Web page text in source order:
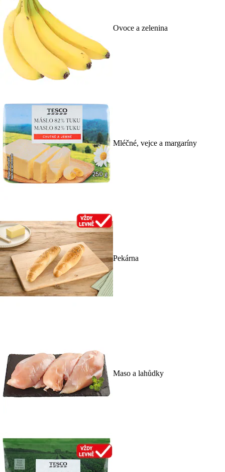
Ovoce a zelenina
Mléčné, vejce a margaríny
Pekárna
Maso a lahůdky